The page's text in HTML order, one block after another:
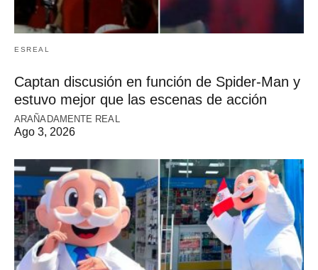
ESREAL
Captan discusión en función de Spider-Man y
estuvo mejor que las escenas de acción
ARAÑADAMENTE REAL
Ago 3, 2026